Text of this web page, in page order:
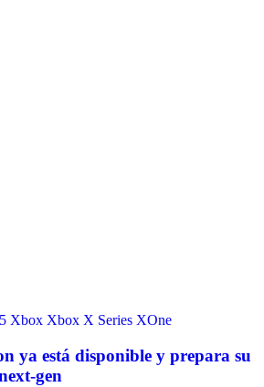
Xbox Xbox X Series XOne
ya está disponible y prepara su
gen